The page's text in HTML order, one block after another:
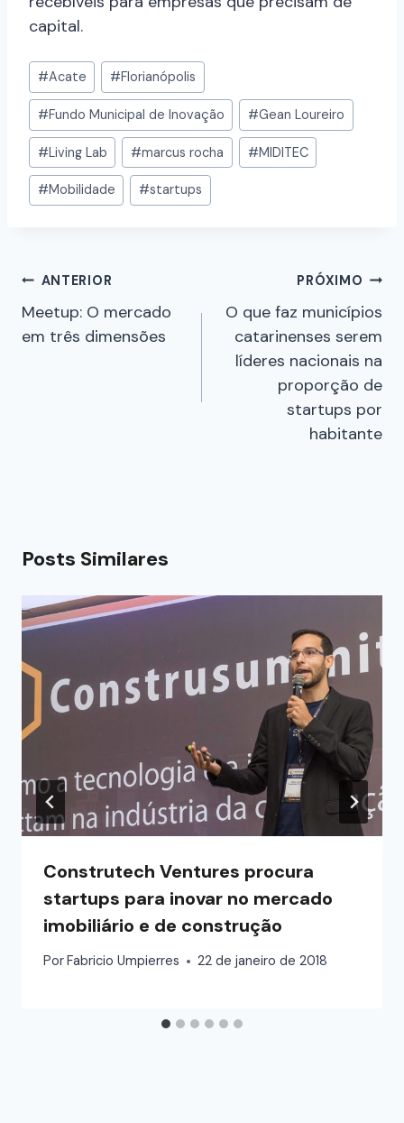
capital.
#Acate #Florianópolis
#Fundo Municipal de Inovação #Gean Loureiro
#Living Lab #marcus rocha #MIDITEC
#Mobilidade #startups
ANTERIOR
Meetup: O mercado
em três dimensões
PRÓXIMO
O que faz municípios
catarinenses serem
líderes nacionais na
proporção de
startups por
habitante
Posts Similares
Construtech Ventures procura
startups para inovar no mercado
imobiliário e de construção
PorFabricio Umpierres 22 de janeiro de 2018